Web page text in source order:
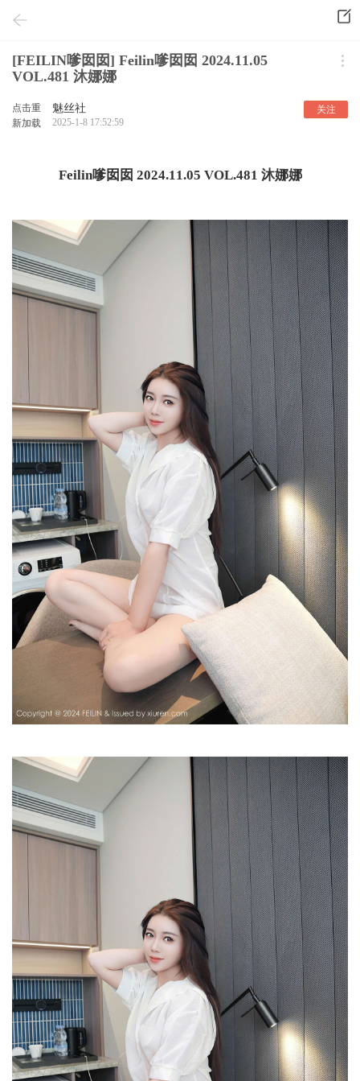
[FEILIN嗲囡囡] Feilin嗲囡囡 2024.11.05
VOL.481 沐娜娜
点击重
新加载
魅丝社
2025-1-8 17:52:59
关注
Feilin嗲囡囡 2024.11.05 VOL.481 沐娜娜